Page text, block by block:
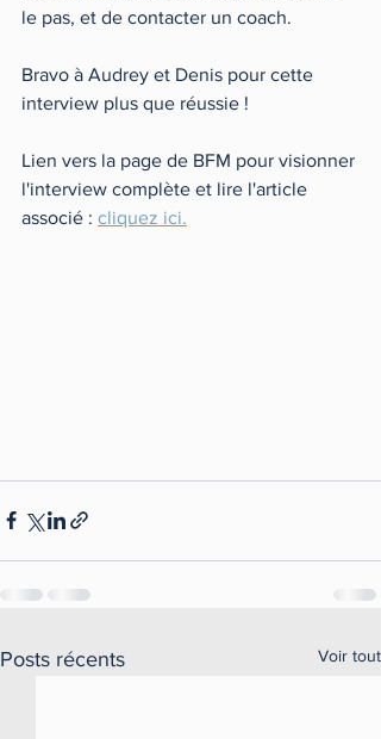
le pas, et de contacter un coach.
Bravo à Audrey et Denis pour cette
interview plus que réussie !
Lien vers la page de BFM pour visionner
l'interview complète et lire l'article
associé : cliquez ici.
Posts récents Voir tout